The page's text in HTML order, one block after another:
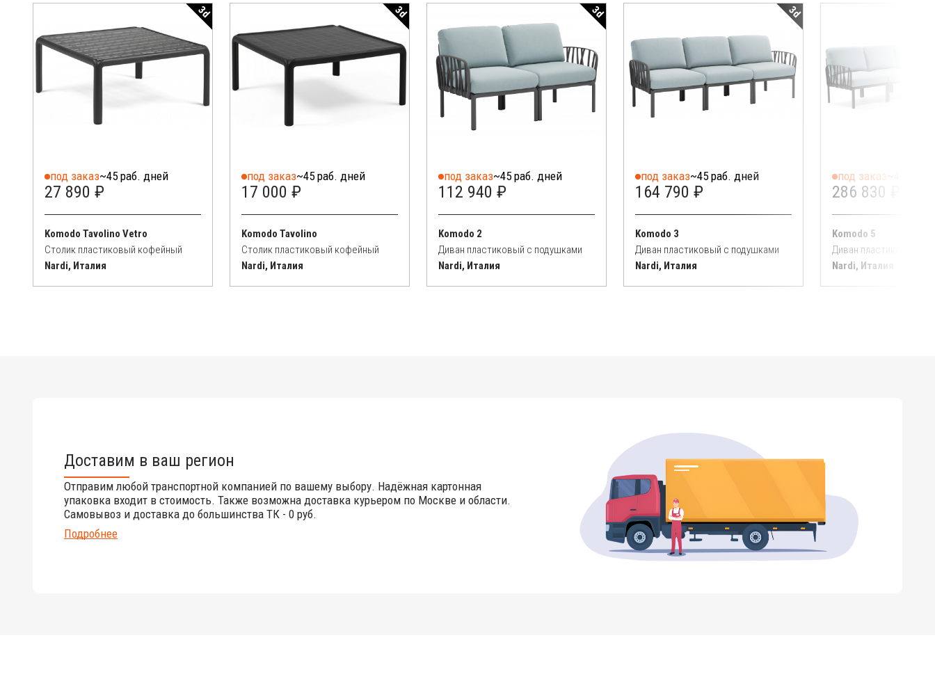
3d
под заказ~45 раб. дней
27 890 ₽
Komodo Tavolino Vetro
Столик пластиковый кофейный
Nardi, Италия
3d
под заказ~45 раб. дней
17 000 ₽
Komodo Tavolino
Столик пластиковый кофейный
Nardi, Италия
3d
под заказ~45 раб. дней
112 940 ₽
Komodo 2
Диван пластиковый с подушками
Nardi, Италия
3d
под заказ~45 раб. дней
164 790 ₽
Komodo 3
Диван пластиковый с подушками
Nardi, Италия
под заказ
286 830 ₽
Komodo 5
Диван пластиковый с
Nardi, Италия
Доставим в ваш регион
Отправим любой транспортной компанией по вашему выбору. Надёжная картонная
упаковка входит в стоимость. Также возможна доставка курьером по Москве и области.
Самовывоз и доставка до большинства ТК - 0 руб.
Подробнее